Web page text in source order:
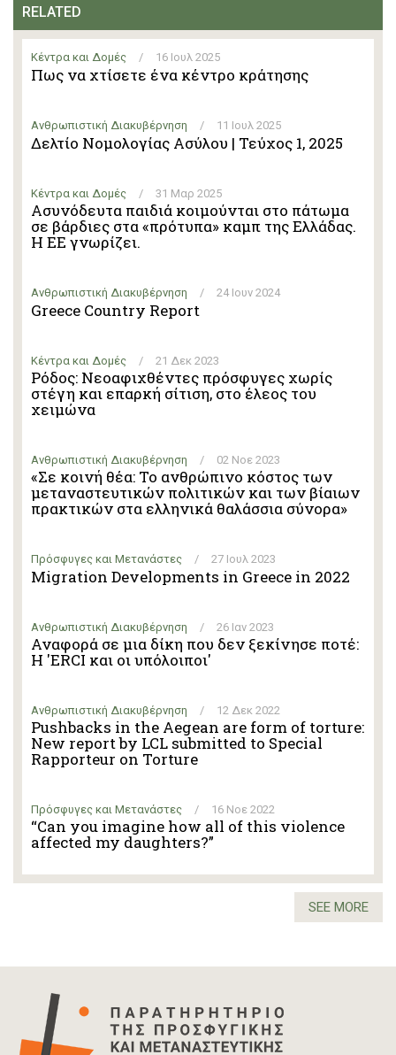
RELATED
Κέντρα και Δομές / 16 Ιουλ 2025
Πως να χτίσετε ένα κέντρο κράτησης
Ανθρωπιστική Διακυβέρνηση / 11 Ιουλ 2025
Δελτίο Νομολογίας Ασύλου | Τεύχος 1, 2025
Κέντρα και Δομές / 31 Μαρ 2025
Ασυνόδευτα παιδιά κοιμούνται στο πάτωμα
σε βάρδιες στα «πρότυπα» καμπ της Ελλάδας.
Η ΕΕ γνωρίζει.
Ανθρωπιστική Διακυβέρνηση / 24 Ιουν 2024
Greece Country Report
Κέντρα και Δομές / 21 Δεκ 2023
Ρόδος: Νεοαφιχθέντες πρόσφυγες χωρίς
στέγη και επαρκή σίτιση, στο έλεος του
χειμώνα
Ανθρωπιστική Διακυβέρνηση / 02 Νοε 2023
«Σε κοινή θέα: Το ανθρώπινο κόστος των
μεταναστευτικών πολιτικών και των βίαιων
πρακτικών στα ελληνικά θαλάσσια σύνορα»
Πρόσφυγες και Μετανάστες / 27 Ιουλ 2023
Migration Developments in Greece in 2022
Ανθρωπιστική Διακυβέρνηση / 26 Ιαν 2023
Αναφορά σε μια δίκη που δεν ξεκίνησε ποτέ:
Η 'ERCI και οι υπόλοιποι'
Ανθρωπιστική Διακυβέρνηση / 12 Δεκ 2022
Pushbacks in the Aegean are form of torture:
New report by LCL submitted to Special
Rapporteur on Torture
Πρόσφυγες και Μετανάστες / 16 Νοε 2022
“Can you imagine how all of this violence
affected my daughters?”
SEE MORE